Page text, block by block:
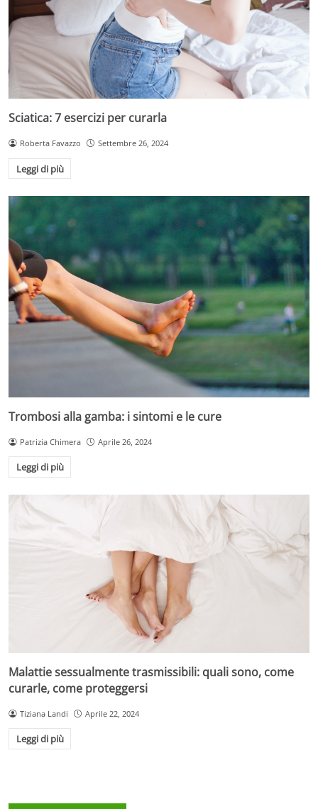
Sciatica: 7 esercizi per curarla
Roberta Favazzo Settembre 26, 2024
Leggi di più
Trombosi alla gamba: i sintomi e le cure
Patrizia Chimera Aprile 26, 2024
Leggi di più
Malattie sessualmente trasmissibili: quali sono, come
curarle, come proteggersi
Tiziana Landi Aprile 22, 2024
Leggi di più